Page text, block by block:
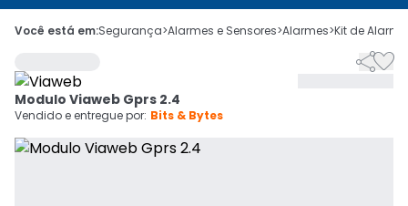
 Olá. Acesse sua conta

Cupons
Mais Vendidos
CADASTRE-SE
Você está em:Segurança>Alarmes e Sensores>Alarmes>Kit de

Modulo Viaweb Gprs 2.4
Vendido e entregue por: Bits & Bytes